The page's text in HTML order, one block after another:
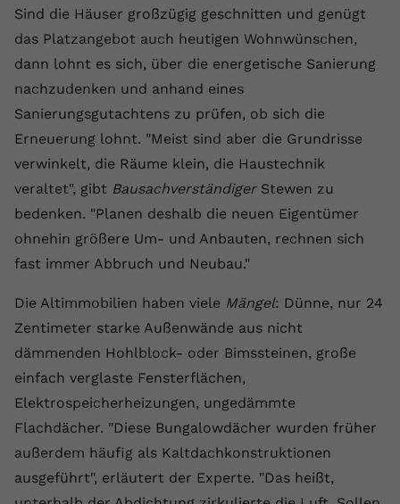
Sind die Häuser großzügig geschnitten und genügt
das Platzangebot auch heutigen Wohnwünschen,
dann lohnt es sich, über die energetische Sanierung
nachzudenken und anhand eines
Sanierungsgutachtens zu prüfen, ob sich die
Erneuerung lohnt. "Meist sind aber die Grundrisse
verwinkelt, die Räume klein, die Haustechnik
veraltet", gibt BausachverständigerStewen zu
bedenken. "Planen deshalb die neuen Eigentümer
ohnehin größere Um- und Anbauten, rechnen sich
fast immer Abbruch und Neubau."
Die Altimmobilien haben viele Mängel: Dünne, nur 24
Zentimeter starke Außenwände aus nicht
dämmenden Hohlblock- oder Bimssteinen, große
einfach verglaste Fensterflächen,
Elektrospeicherheizungen, ungedämmte
Flachdächer. "Diese Bungalowdächer wurden früher
außerdem häufig als Kaltdachkonstruktionen
ausgeführt", erläutert der Experte. "Das heißt,
Zweck
Dieses Cookie wird verwendet, um die
Speicherung von
Benutzereinstellungen zu ermöglichen.
Einbetten von Videos auf der Website
Name CONSENT
Anbieter youtube.com
Laufzeit 2 Jahre
Zweck
eingebettete YouTube-Videos und
registriert anonyme statistische Daten.
Name yt-remote-device-id
Laufzeit Session
Zweck
YouTube setzt diesen Cookie, um die
Videopräferenzen des Benutzers zu
speichern, der eingebettete YouTube-
Videos verwendet.